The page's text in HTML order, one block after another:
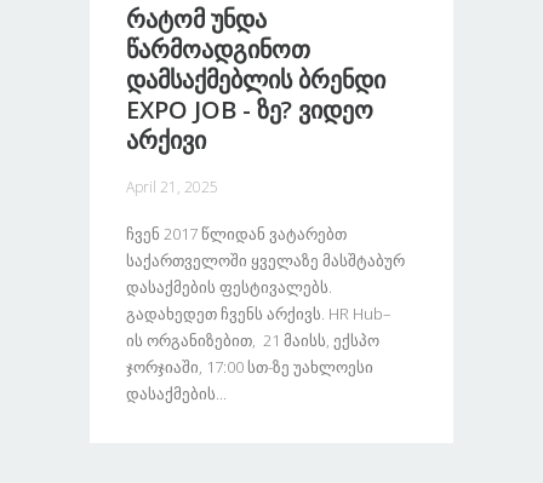
Რატომ Უნდა
Წარმოადგინოთ
Დამსაქმებლის Ბრენდი
EXPO JOB - Ზე? Ვიდეო
Არქივი
April 21, 2025
Ჩვენ 2017 Წლიდან Ვატარებთ
Საქართველოში Ყველაზე Მასშტაბურ
Დასაქმების Ფესტივალებს.
Გადახედეთ Ჩვენს Არქივს. HR Hub–
Ის Ორგანიზებით, 21 Მაისს, Ექსპო
Ჯორჯიაში, 17:00 Სთ-Ზე Უახლოესი
Დასაქმების...